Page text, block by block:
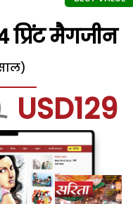
प्रिंट मैगजीन
USD129